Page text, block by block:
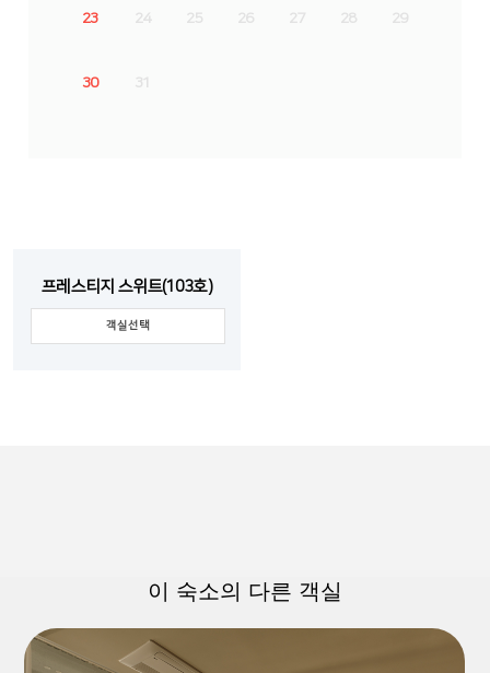
23 24 25 26 27 28 29
30 31
프레스티지 스위트(103호)
객실선택
이 숙소의 다른 객실